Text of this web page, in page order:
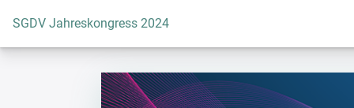
Zur Startseite
SGDV Jahreskongress 2024